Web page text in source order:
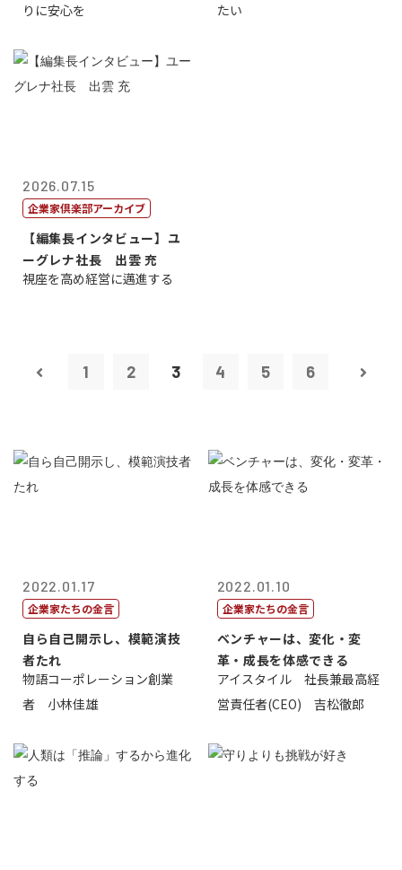
りに安心を
たい
2026.07.15
企業家倶楽部アーカイブ
【編集長インタビュー】ユ
ーグレナ社長 出雲 充
視座を高め経営に邁進する
1 2 3 4 5 6
2022.01.17
企業家たちの金言
自ら自己開示し、模範演技
者たれ
物語コーポレーション創業
者 小林佳雄
2022.01.10
企業家たちの金言
ベンチャーは、変化・変
革・成長を体感できる
アイスタイル 社長兼最高経
営責任者(CEO) 吉松徹郎